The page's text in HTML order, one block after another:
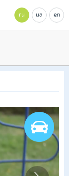
ru ua en